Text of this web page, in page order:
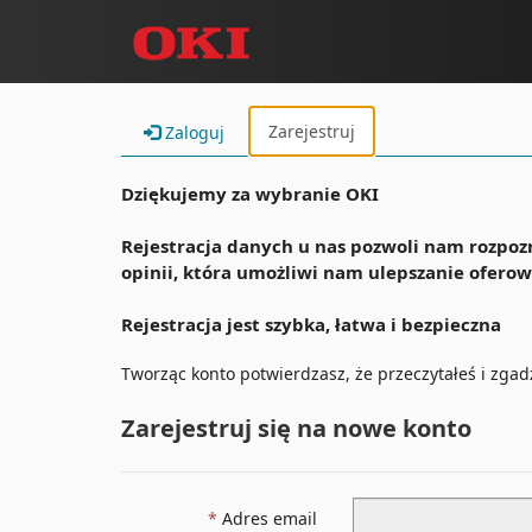
Zaloguj Zarejestruj
Dziękujemy za wybranie OKI
Rejestracja danych u nas pozwoli nam
opinii, która umożliwi nam ulepszanie
Rejestracja jest szybka, łatwa i bezpieczna
Tworząc konto potwierdzasz, że przeczytałeś i
Zarejestruj się na nowe konto
Adres email